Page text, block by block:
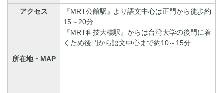
アクセス
『MRT公館駅』より語文中心は正門から徒歩約
15～20分
『MRT科技大樓駅』からは台湾大学の後門に着
くため後門から語文中心まで約10～15分
所在地・MAP